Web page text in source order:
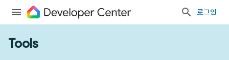
로그인
Tools